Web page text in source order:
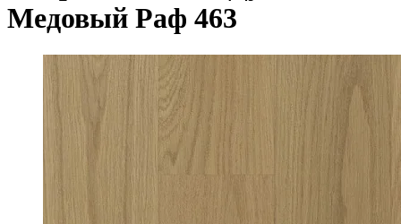
Медовый Раф 463